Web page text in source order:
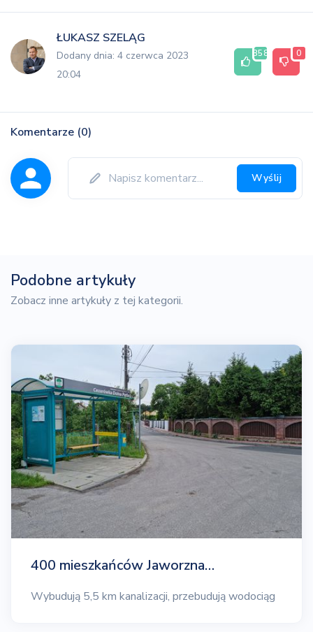
ŁUKASZ SZELĄG
Dodany dnia: 4 czerwca 2023
20:04
358 0
Komentarze (0)
Wyślij
Podobne artykuły
Zobacz inne artykuły z tej kategorii.
400 mieszkańców Jaworzna…
Wybudują 5,5 km kanalizacji, przebudują wodociąg